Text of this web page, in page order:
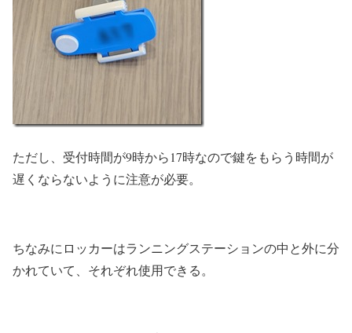
ただし、受付時間が9時から17時なので鍵をもらう時間が
遅くならないように注意が必要。
ちなみにロッカーはランニングステーションの中と外に分
かれていて、それぞれ使用できる。